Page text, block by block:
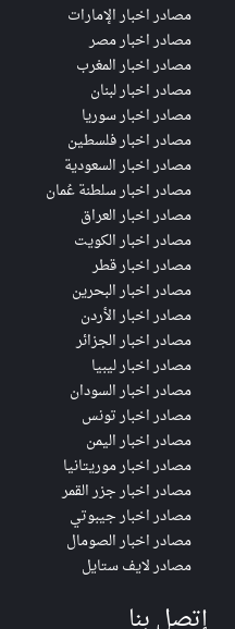
مصادر اخبار الإمارات
مصادر اخبار مصر
مصادر اخبار المغرب
مصادر اخبار لبنان
مصادر اخبار سوريا
مصادر اخبار فلسطين
مصادر اخبار السعودية
مصادر اخبار سلطنة عُمان
مصادر اخبار العراق
مصادر اخبار الكويت
مصادر اخبار قطر
مصادر اخبار البحرين
مصادر اخبار الأردن
مصادر اخبار الجزائر
مصادر اخبار ليبيا
مصادر اخبار السودان
مصادر اخبار تونس
مصادر اخبار اليمن
مصادر اخبار موريتانيا
مصادر اخبار جزر القمر
مصادر اخبار جيبوتي
مصادر اخبار الصومال
مصادر لايف ستايل
إتصل بنا